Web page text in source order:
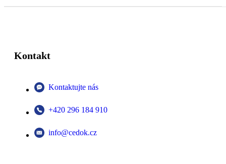
Kontakt
Kontaktujte nás
+420 296 184 910
info@cedok.cz